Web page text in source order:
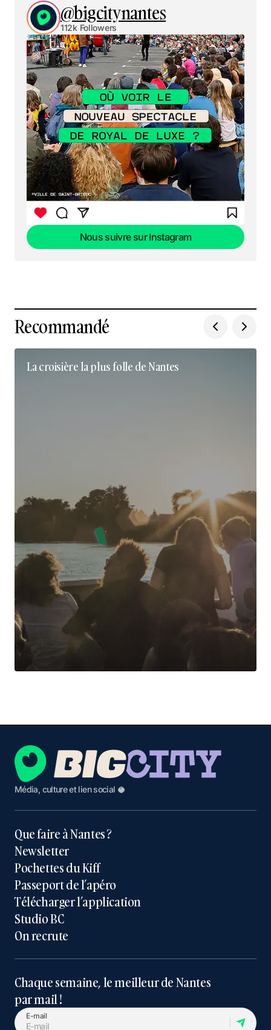
@bigcitynantes
112k Followers
Nous suivre sur Instagram
Recommandé
La croisière la plus folle de Nantes
Média, culture et lien social 🥥
Que faire à Nantes ?
Newsletter
Pochettes du Kiff
Passeport de l’apéro
Télécharger l’application
Studio BC
On recrute
Chaque semaine, le meilleur de Nantes
par mail !
E-mail